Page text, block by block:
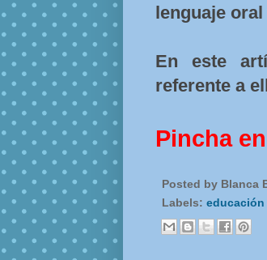
lenguaje
En este
referente a
Pincha
Posted by Blanca
Labels: educación